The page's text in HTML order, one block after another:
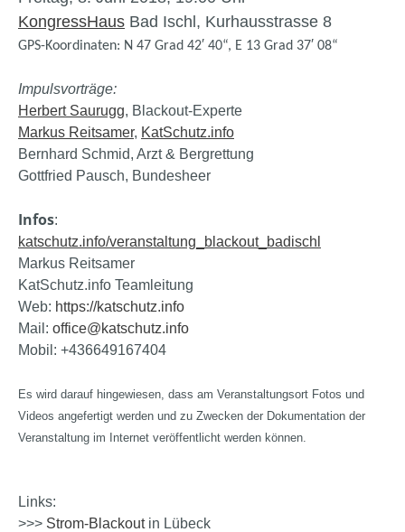
KongressHaus Bad Ischl, Kurhausstrasse 8
GPS-Koordinaten: N 47 Grad 42′ 40“, E 13 Grad 37′ 08“
Impulsvorträge:
Herbert Saurugg, Blackout-Experte
Markus Reitsamer, KatSchutz.info
Bernhard Schmid, Arzt & Bergrettung
Gottfried Pausch, Bundesheer
Infos:
katschutz.info/veranstaltung_blackout_badischl
Markus Reitsamer
KatSchutz.info Teamleitung
Web: https://katschutz.info
Mail: office@katschutz.info
Mobil: +436649167404
Es wird darauf hingewiesen, dass am Veranstaltungsort Fotos und
Videos angefertigt werden und zu Zwecken der Dokumentation der
Veranstaltung im Internet veröffentlicht werden können.
Links:
>>> Strom-Blackoutin Lübeck